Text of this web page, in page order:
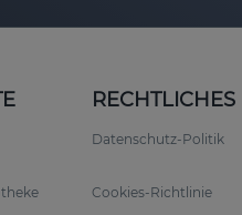
RECHTLICHES
Datenschutz-Politik
Cookies-Richtlinie